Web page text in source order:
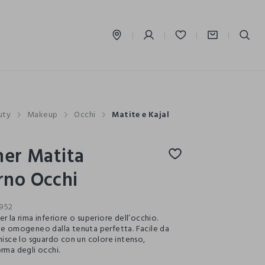
Makeup Occhi Matite e Kajal
Matita
Occhi
la rima inferiore o superiore dell’occhio.
omogeneo dalla tenuta perfetta. Facile da
lo sguardo con un colore intenso,
degli occhi.